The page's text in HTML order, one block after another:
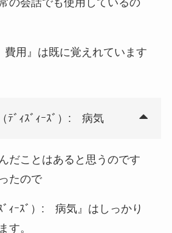
の会話でも使用しているの
費用』は既に覚えれています
ﾞｨｽﾞｨｰｽﾞ）: 病気
だことはあると思うのです
たので
ﾞｨｰｽﾞ）: 病気』はしっかり
す。